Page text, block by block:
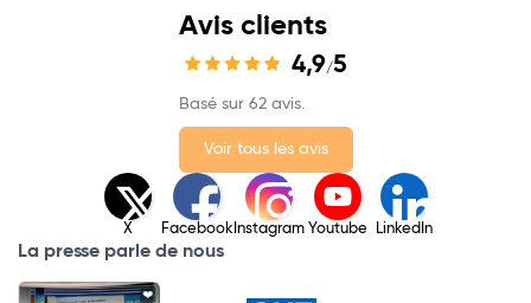
Avis clients
4,9/5
Basé sur 62 avis.
Voir tous les avis
X Facebook Instagram Youtube LinkedIn
La presse parle de nous